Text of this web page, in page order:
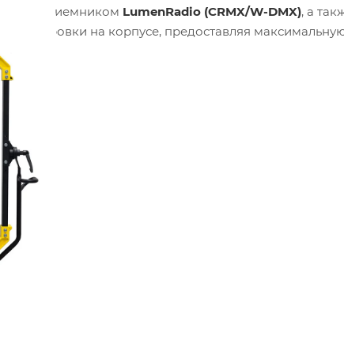
приемником LumenRadio (CRMX/W-DMX), а
на корпусе, предоставляя